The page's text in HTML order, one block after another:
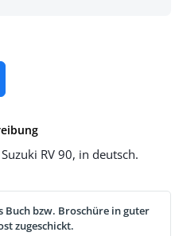
RV 90, in deutsch.
Buch bzw. Broschüre in guter
zugeschickt.